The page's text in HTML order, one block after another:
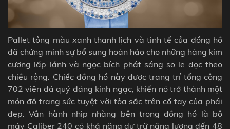
Pallet tông màu xanh thanh lịch và tinh tế của đồng hồ
đã chứng minh sự bổ sung hoàn hảo cho những hàng kim
cương lấp lánh và ngọc bích phát sáng so le dọc theo
chiều rộng. Chiếc đồng hồ này được trang trí tổng cộng
702 viên đá quý đáng kinh ngạc, khiến nó trở thành một
món đồ trang sức tuyệt vời tỏa sắc trên cổ tay của phái
đẹp. Vận hành nhịp nhàng bên trong đồng hồ là bộ
máy Caliber 240 có khả năng dự trữ năng lượng đến 48